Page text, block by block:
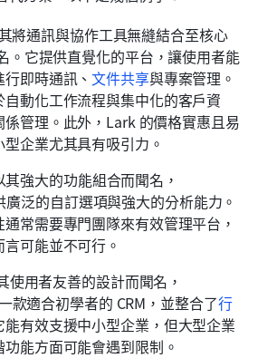
將通訊與協作工具無縫結合至核心
。它提供直覺化的平台，讓使用者能
即時通訊、文件共享與專案管理。
動化工作流程與集中化的客戶資
管理。此外，Lark 的價格實惠且易
企業尤其具有吸引力。
其強大的功能組合而聞名，
泛的自訂選項與強大的分析能力。
常需要專門團隊來有效管理平台，
可能並不可行。
使用者友善的設計而聞名，
款適合初學者的 CRM，並整合了行
能有效支援中小型企業，但大型企業
能方面可能會遇到限制。